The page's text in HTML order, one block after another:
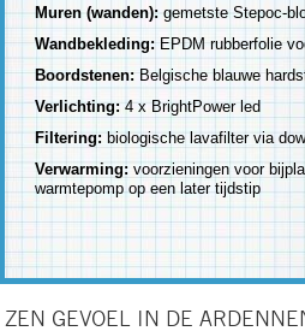
Muren (wanden):gemetste Stepoc-
Wandbekleding: EPDM rubberfolie
Boordstenen:Belgische blauwe
Verlichting: 4 x BrightPower led
Filtering: biologische lavafilter via
Verwarming:voorzieningen voor
warmtepomp op een later tijdstip
ZEN GEVOEL IN DE